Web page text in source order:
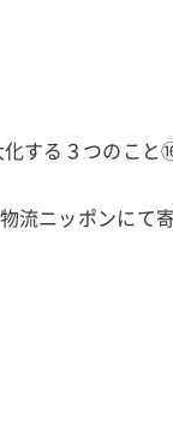
する３つのこ
ニッポンにて